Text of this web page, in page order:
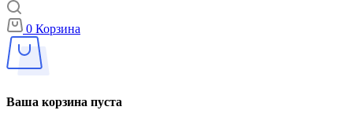
0 Корзина
Ваша корзина пуста